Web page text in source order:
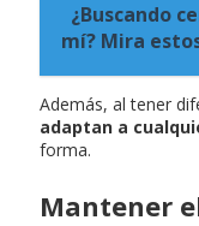
¿Buscando
mí? Mira
Además, al tener
adaptan a
forma.
Mantener